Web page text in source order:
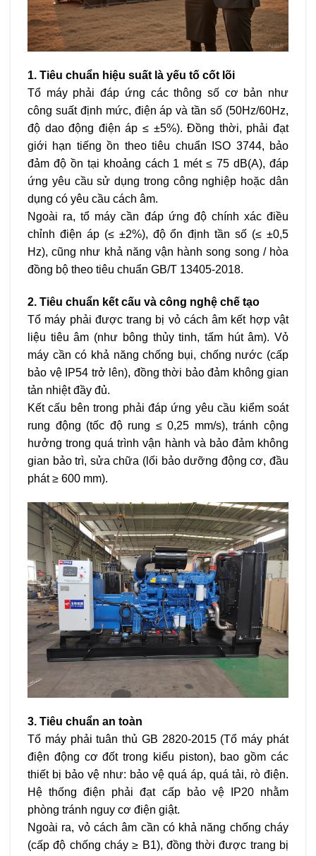
1. Tiêu chuẩn hiệu suất là yếu tố cốt lõi
Tổ máy phải đáp ứng các thông số cơ bản như
công suất định mức, điện áp và tần số (50Hz/60Hz,
độ dao động điện áp ≤ ±5%). Đồng thời, phải đạt
giới hạn tiếng ồn theo tiêu chuẩn ISO 3744, bảo
đảm độ ồn tại khoảng cách 1 mét ≤ 75 dB(A), đáp
ứng yêu cầu sử dụng trong công nghiệp hoặc dân
dụng có yêu cầu cách âm.
Ngoài ra, tổ máy cần đáp ứng độ chính xác điều
chỉnh điện áp (≤ ±2%), độ ổn định tần số (≤ ±0,5
Hz), cũng như khả năng vận hành song song / hòa
đồng bộ theo tiêu chuẩn GB/T 13405-2018.
2. Tiêu chuẩn kết cấu và công nghệ chế tạo
Tổ máy phải được trang bị vỏ cách âm kết hợp vật
liệu tiêu âm (như bông thủy tinh, tấm hút âm). Vỏ
máy cần có khả năng chống bụi, chống nước (cấp
bảo vệ IP54 trở lên), đồng thời bảo đảm không gian
tản nhiệt đầy đủ.
Kết cấu bên trong phải đáp ứng yêu cầu kiểm soát
rung động (tốc độ rung ≤ 0,25 mm/s), tránh cộng
hưởng trong quá trình vận hành và bảo đảm không
gian bảo trì, sửa chữa (lối bảo dưỡng động cơ, đầu
phát ≥ 600 mm).
3. Tiêu chuẩn an toàn
Tổ máy phải tuân thủ GB 2820-2015 (Tổ máy phát
điện động cơ đốt trong kiểu piston), bao gồm các
thiết bị bảo vệ như: bảo vệ quá áp, quá tải, rò điện.
Hệ thống điện phải đạt cấp bảo vệ IP20 nhằm
phòng tránh nguy cơ điện giật.
Ngoài ra, vỏ cách âm cần có khả năng chống cháy
(cấp độ chống cháy ≥ B1), đồng thời được trang bị